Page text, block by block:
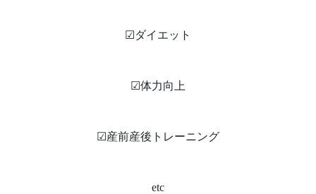
☑︎ダイエット
☑︎体力向上
☑︎産前産後トレーニング
etc